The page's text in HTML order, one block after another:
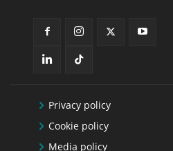
Privacy policy
Cookie policy
Media policy